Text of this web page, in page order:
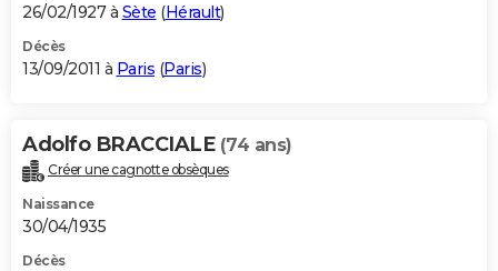
26/02/1927 à Sète (Hérault)
Décès
13/09/2011 à Paris (Paris)
Adolfo BRACCIALE (74 ans)
Créer une cagnotte obsèques
Naissance
30/04/1935
Décès